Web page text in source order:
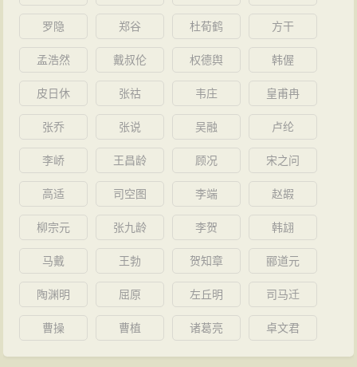
罗隐 郑谷 杜荀鹤 方干
孟浩然 戴叔伦 权德舆 韩偓
皮日休 张祜 韦庄 皇甫冉
张乔 张说 吴融 卢纶
李峤 王昌龄 顾况 宋之问
高适 司空图 李端 赵嘏
柳宗元 张九龄 李贺 韩翃
马戴 王勃 贺知章 郦道元
陶渊明 屈原 左丘明 司马迁
曹操 曹植 诸葛亮 卓文君